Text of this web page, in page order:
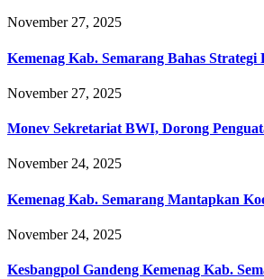
November 27, 2025
Kemenag Kab. Semarang Bahas
November 27, 2025
Monev Sekretariat BWI, Dorong
November 24, 2025
Kemenag Kab. Semarang Mantapkan
November 24, 2025
Kesbangpol Gandeng Kemenag Kab.